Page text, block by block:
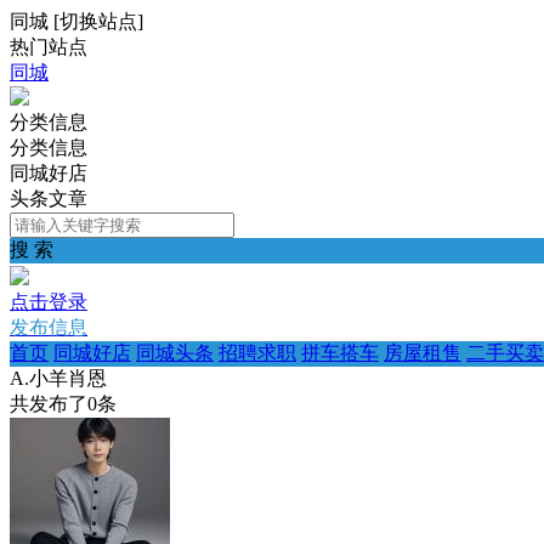
同城 [切换站点]
热门站点
同城
分类信息
分类信息
同城好店
头条文章
搜 索
点击登录
发布信息
首页 同城好店 同城头条 招聘求职 拼车搭车 房屋租售 二手买卖
A.小羊肖恩
共发布了0条